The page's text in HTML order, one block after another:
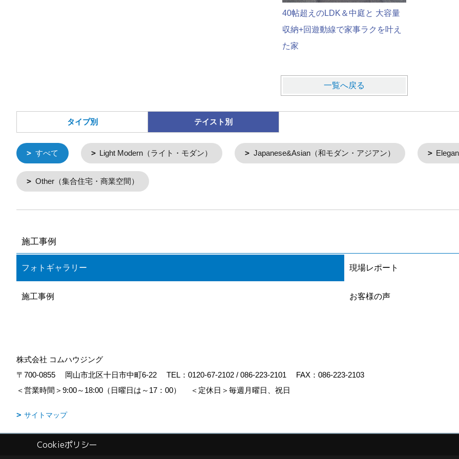
40帖超えのLDK＆中庭と 大容量
収納+回遊動線で家事ラクを叶え
た家
一覧へ戻る
タイプ別 テイスト別
すべて Light Modern（ライト・モダン） Japanese&Asian（和モダン・アジアン）
Other（集合住宅・商業空間）
施工事例
フォトギャラリー 現場レポート
施工事例 お客様の声
株式会社 コムハウジング
〒700-0855
岡山市北区十日市中町6-22 TEL： 0120-67-2102 / 086-223-2101
FAX：086-223-2103
＜営業時間＞9:00～18:00（日曜日は～17：00）
＜定休日＞毎週月曜日、祝日
サイトマップ
Copyright (c) COM HOUSHING Inc. All Rights Reserved.
Cookieポリシー